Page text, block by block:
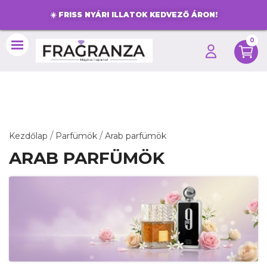
☀️ FRISS NYÁRI ILLATOK KEDVEZŐ ÁRON!
0
Kezdőlap Parfümök Arab parfümök
ARAB PARFÜMÖK